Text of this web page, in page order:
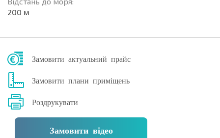
200 м
Замовити актуальний прайс
Замовити плани приміщень
Роздрукувати
Замовити відео